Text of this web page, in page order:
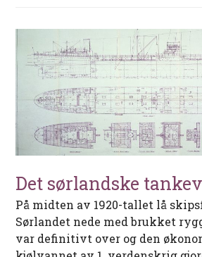
Det sørlandske
På midten av 1920-tallet lå
Sørlandet nede med brukket
var definitivt over og den